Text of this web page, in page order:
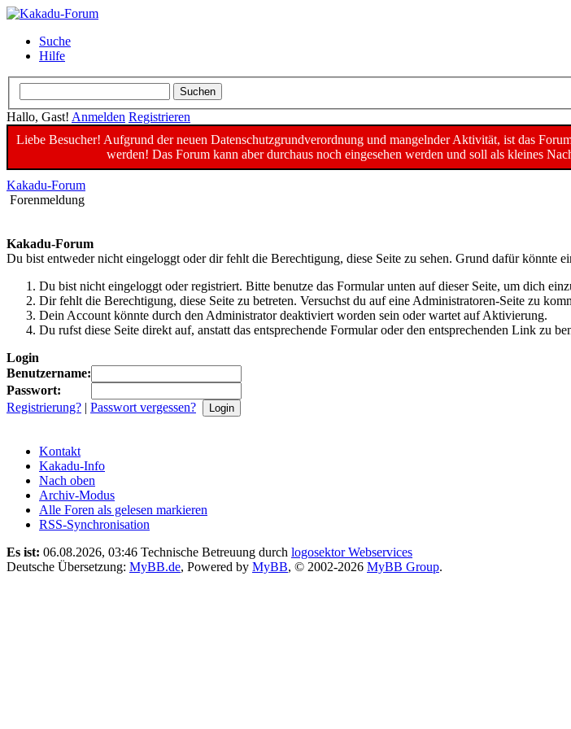
Suche
Hilfe
Hallo, Gast! Anmelden Registrieren
Liebe Besucher! Aufgrund der neuen Datenschutzgrundverordnung und mangelnder Aktivität, ist das
werden! Das Forum kann aber durchaus noch eingesehen werden und soll als kleines
Kakadu-Forum
Forenmeldung
Kakadu-Forum
Du bist entweder nicht eingeloggt oder dir fehlt die Berechtigung, diese Seite zu sehen. Grund dafür könnte
Du bist nicht eingeloggt oder registriert. Bitte benutze das Formular unten auf dieser Seite, um dich
Dir fehlt die Berechtigung, diese Seite zu betreten. Versuchst du auf eine Administratoren-Seite zu
Dein Account könnte durch den Administrator deaktiviert worden sein oder wartet auf Aktivierung.
Du rufst diese Seite direkt auf, anstatt das entsprechende Formular oder den entsprechenden Link zu
Login
Benutzername:
Passwort:
Registrierung? | Passwort vergessen?
Kontakt
Kakadu-Info
Nach oben
Archiv-Modus
Alle Foren als gelesen markieren
RSS-Synchronisation
Es ist: 06.08.2026, 03:46 Technische Betreuung durch logosektor Webservices
Deutsche Übersetzung: MyBB.de, Powered by MyBB, © 2002-2026 MyBB Group.